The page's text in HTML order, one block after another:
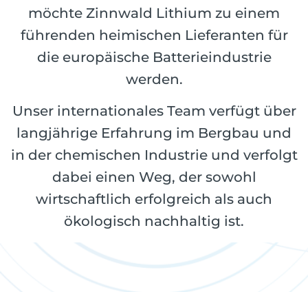
möchte Zinnwald Lithium zu einem
führenden heimischen Lieferanten für
die europäische Batterieindustrie
werden.
Unser internationales Team verfügt über
langjährige Erfahrung im Bergbau und
in der chemischen Industrie und verfolgt
dabei einen Weg, der sowohl
wirtschaftlich erfolgreich als auch
ökologisch nachhaltig ist.